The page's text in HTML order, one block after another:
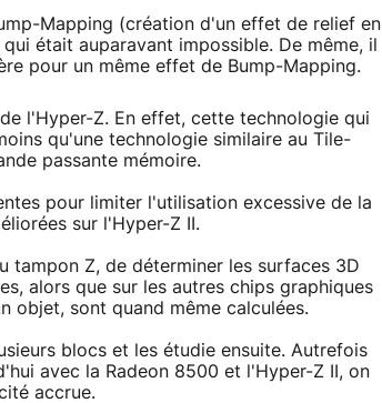
Mapping (création d'un effet de relief en
était auparavant impossible. De même, il
pour un même effet de Bump-Mapping.
l'Hyper-Z. En effet, cette technologie qui
qu'une technologie similaire au Tile-
passante mémoire.
pour limiter l'utilisation excessive de la
sur l'Hyper-Z II.
tampon Z, de déterminer les surfaces 3D
alors que sur les autres chips graphiques
objet, sont quand même calculées.
blocs et les étudie ensuite. Autrefois
avec la Radeon 8500 et l'Hyper-Z II, on
accrue.